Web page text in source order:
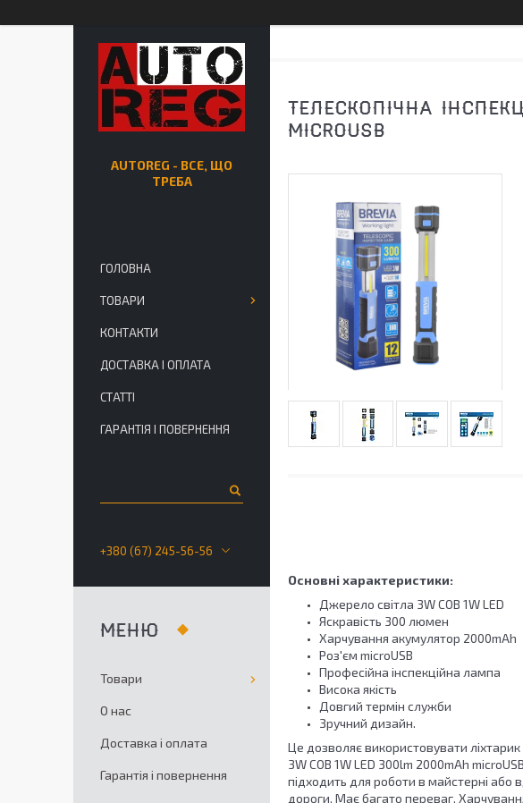
ТЕЛЕСКОПІЧНА
MICROUSB
Основні характеристики:
Джерело світла 3W COB 1W LED
Яскравість 300 люмен
Харчування акумулятор 2000mAh
Роз'єм microUSB
Професійна інспекційна лампа
Висока якість
Довгий термін служби
Зручний дизайн.
Це дозволяє використовувати ліхтарик
3W COB 1W LED 300lm 2000mAh
підходить для роботи в майстерні або
дороги. Має багато переваг.
AUTOREG - ВСЕ, ЩО
ТРЕБА
ГОЛОВНА
ТОВАРИ
КОНТАКТИ
ДОСТАВКА І ОПЛАТА
СТАТТІ
ГАРАНТІЯ І ПОВЕРНЕННЯ
+380 (67) 245-56-56
Товари
О нас
Доставка і оплата
Гарантія і повернення